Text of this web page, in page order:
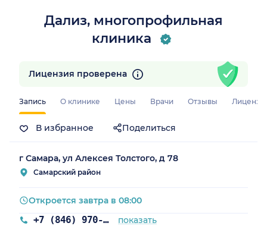
Дализ, многопрофильная
клиника
Запись О клинике Цены Врачи Отзывы
В избранное Поделиться
Лицензия проверена
г Самара, ул Алексея Толстого, д 78
Самарский район
+7 (846) 970-71-38 показать
Откроется завтра в 08:00